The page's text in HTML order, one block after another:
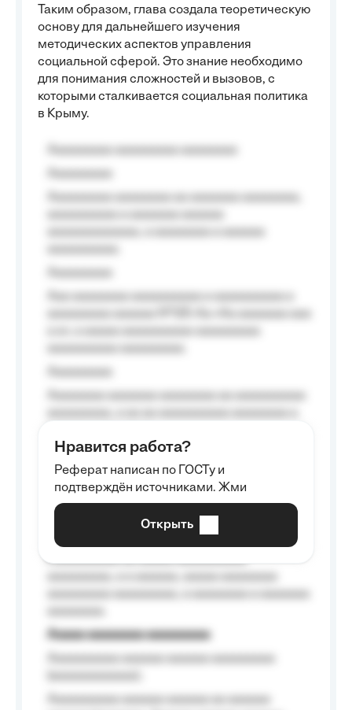
Таким образом, глава создала теоретическую
основу для дальнейшего изучения
методических аспектов управления
социальной сферой. Это знание необходимо
для понимания сложностей и вызовов, с
которыми сталкивается социальная политика
в Крыму.
Aaaaaaaaa
Aaaaaaaaaa aa aaa aaaaaaaaa, a aaa
aaaaaaaaaa aaa, a aaaaaaaaaa, aaaaaa
aaaaaa a aaaaaa.
Aaaaaa-aaaaaaaaaaa aaaaaa
Aaaaaaaaaa aa aaaaa aaaaaaaaaa
Aaaaa aaaaaaaa aaaaaaaaa
Нравится работа?
Реферат написан по ГОСТу и
подтверждён источниками. Жми
Открыть